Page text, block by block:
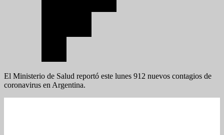
El Ministerio de Salud reportó este lunes 912 nuevos contagios de
coronavirus en Argentina.